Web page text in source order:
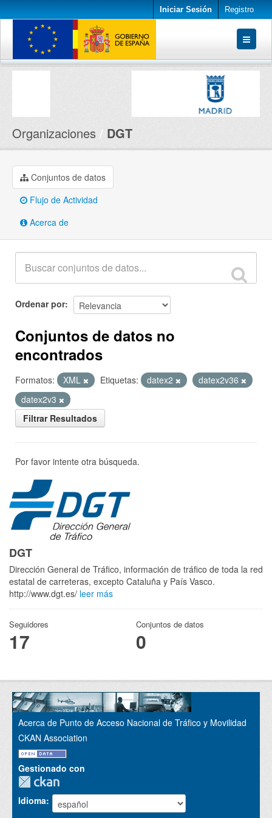
Iniciar Sesión Registro
Conjuntos de datos
Organizaciones DGT
Conjuntos de datos
Flujo de Actividad
Acerca de
Ordenar por
Conjuntos de datos no
encontrados
Formatos: XML Etiquetas: datex2
datex2v36
datex2v3
Filtrar Resultados
Por favor intente otra búsqueda.
DGT
Dirección General de Tráfico, información de tráfico de toda la red
estatal de carreteras, excepto Cataluña y País Vasco.
http://www.dgt.es/ leer más
Seguidores
17
Conjuntos de datos
0
Acerca de Punto de Acceso Nacional de Tráfico y Movilidad
CKAN Association
Gestionado con
Idioma